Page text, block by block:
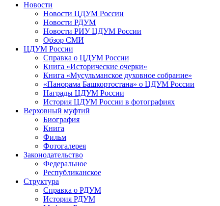
Новости
Новости ЦДУМ России
Новости РДУМ
Новости РИУ ЦДУМ России
Обзор СМИ
ЦДУМ России
Справка о ЦДУМ России
Книга «Исторические очерки»
Книга «Мусульманское духовное собрание»
«Панорама Башкортостана» о ЦДУМ России
Награды ЦДУМ России
История ЦДУМ России в фотографиях
Верховный муфтий
Биография
Книга
Фильм
Фотогалерея
Законодательство
Федеральное
Республиканское
Структура
Справка о РДУМ
История РДУМ